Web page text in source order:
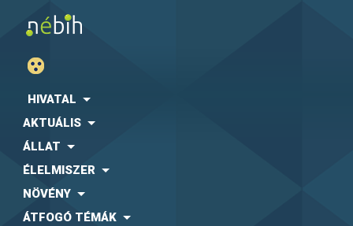
HIVATAL
AKTUÁLIS
ÁLLAT
ÉLELMISZER
NÖVÉNY
ÁTFOGÓ TÉMÁK